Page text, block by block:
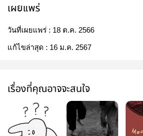
เผยแพร่
วันที่เผยแพร่ : 18 ต.ค. 2566
แก้ไขล่าสุด : 16 ม.ค. 2567
เรื่องที่คุณอาจจะสนใจ